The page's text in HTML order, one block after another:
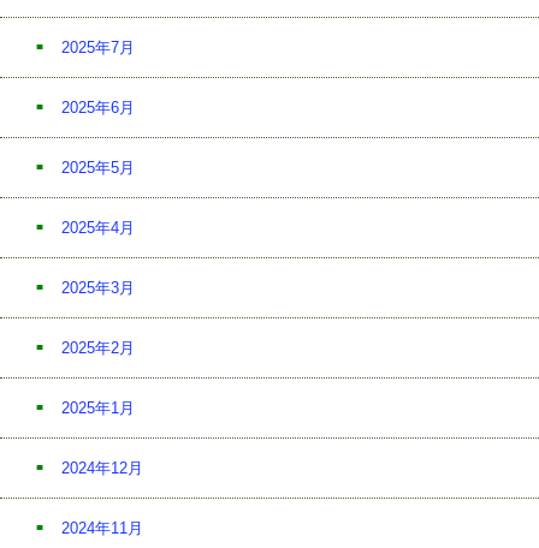
2025年7月
2025年6月
2025年5月
2025年4月
2025年3月
2025年2月
2025年1月
2024年12月
2024年11月